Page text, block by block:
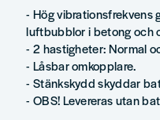
- Hög vibrationsfrekvens
luftbubblor i betong och
- 2 hastigheter: Normal
- Låsbar omkopplare.
- Stänkskydd skyddar
- OBS! Levereras utan